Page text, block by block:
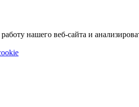
нашего веб-сайта и